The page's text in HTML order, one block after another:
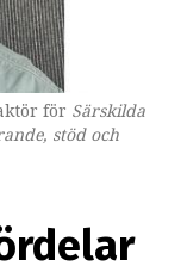
för Särskilda
stöd och